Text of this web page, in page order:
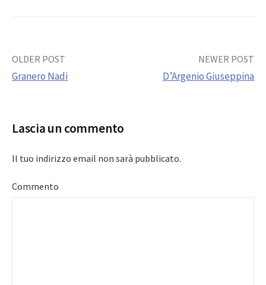
Post
OLDER POST
Granero Nadi
NEWER POST
D’Argenio Giuseppina
Lascia un commento
Il tuo indirizzo email non sarà pubblicato.
Commento